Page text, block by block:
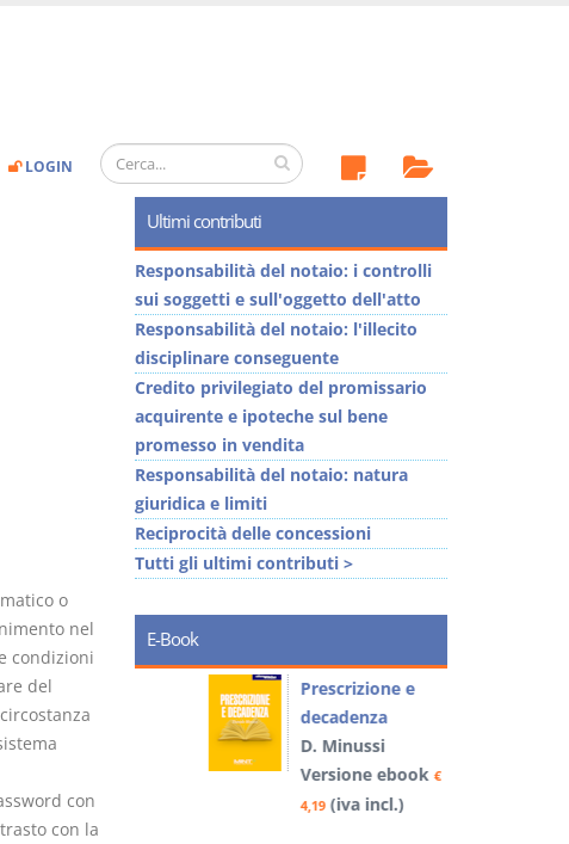
LOGIN
o
nel
condizioni
del
con
con la
Ultimi contributi
Responsabilità del notaio: i controlli
sui soggetti e sull'oggetto dell'atto
Responsabilità del notaio: l'illecito
disciplinare conseguente
Credito privilegiato del promissario
acquirente e ipoteche sul bene
promesso in vendita
Responsabilità del notaio: natura
giuridica e limiti
Reciprocità delle concessioni
Tutti gli ultimi contributi >
E-Book
Uso e
ebook
Prescrizione e
decadenza
D. Minussi
Versione ebook€
(iva incl.)